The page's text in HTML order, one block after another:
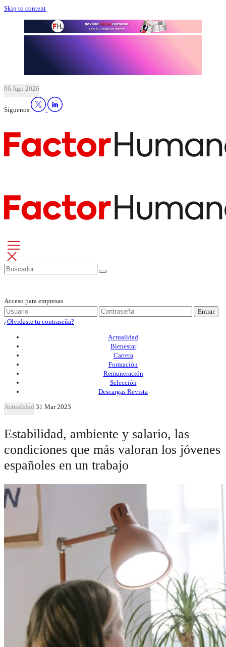
Skip to content
06 Ago 2026
Síguenos
Acceso para empresas
Entrar
¿Olvidaste tu contraseña?
Actualidad
Bienestar
Carrera
Formación
Remuneración
Selección
Descargas Revista
Actualidad 31 Mar 2023
Estabilidad, ambiente y salario, las
condiciones que más valoran los jóvenes
españoles en un trabajo